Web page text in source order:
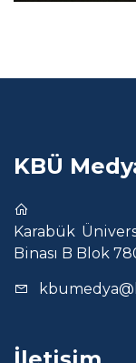
KBÜ
Karabük
Binası B Blok